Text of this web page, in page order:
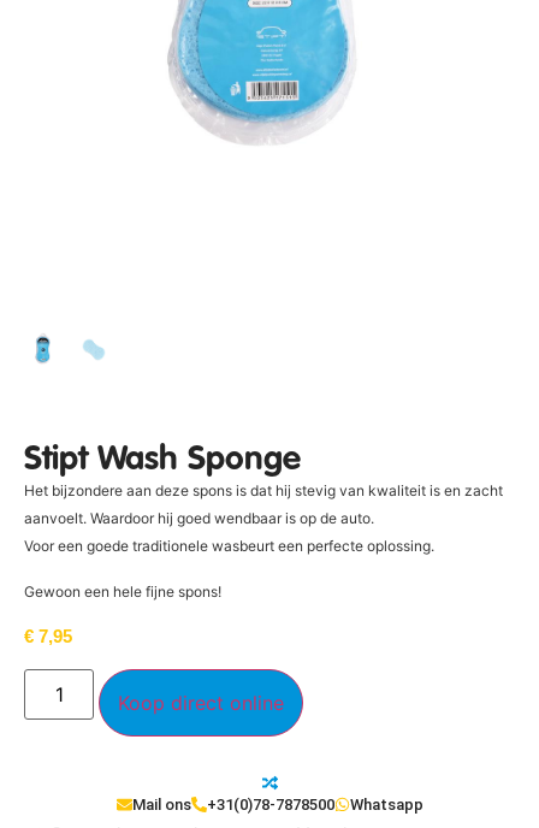
Stipt Wash Sponge
Het bijzondere aan deze spons is dat hij stevig van kwaliteit is en zacht
aanvoelt. Waardoor hij goed wendbaar is op de auto.
Voor een goede traditionele wasbeurt een perfecte oplossing.
Gewoon een hele fijne spons!
€ 7,95
Koop direct online
Mail ons +31(0)78-7878500 Whatsapp